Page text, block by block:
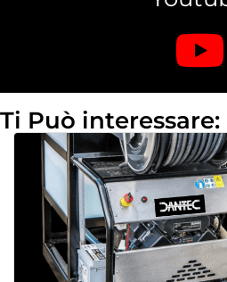
Ti Può interessare: